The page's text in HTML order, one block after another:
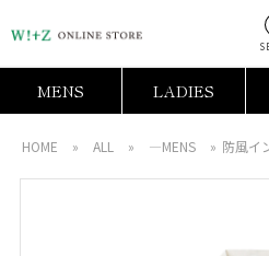
MENS LADIES
HOME » ALL » ―MENS » 防風イ